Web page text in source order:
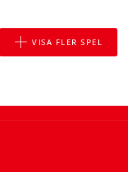
VISA FLER SPEL